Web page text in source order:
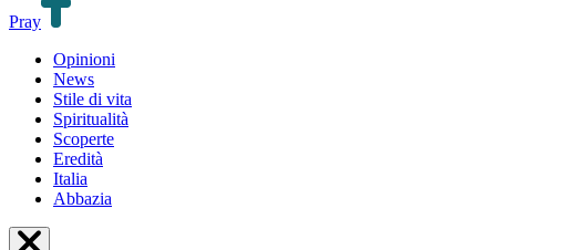
Pray
Opinioni
News
Stile di vita
Spiritualità
Scoperte
Eredità
Italia
Abbazia